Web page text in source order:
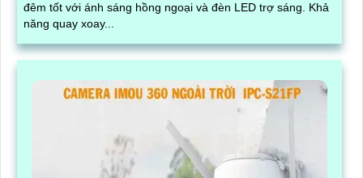
đêm tốt với ánh sáng hồng ngoại và đèn LED trợ sáng. Khả
năng quay xoay...